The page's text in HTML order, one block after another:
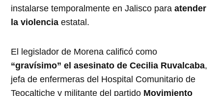
instalarse temporalmente en Jalisco paraatender
la violencia estatal.
El legislador de Morena calificó como
“gravísimo” el asesinato de Cecilia Ruvalcaba,
jefa de enfermeras del Hospital Comunitario de
Teocaltiche y militante del partido Movimiento